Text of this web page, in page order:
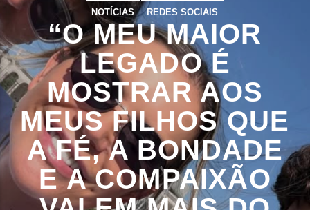
ON FM
LIGA-TE
NOTÍCIAS REDES SOCIAIS
“O MEU MAIOR
LEGADO É
MOSTRAR AOS
MEUS FILHOS QUE
A FÉ, A BONDADE
E A COMPAIXÃO